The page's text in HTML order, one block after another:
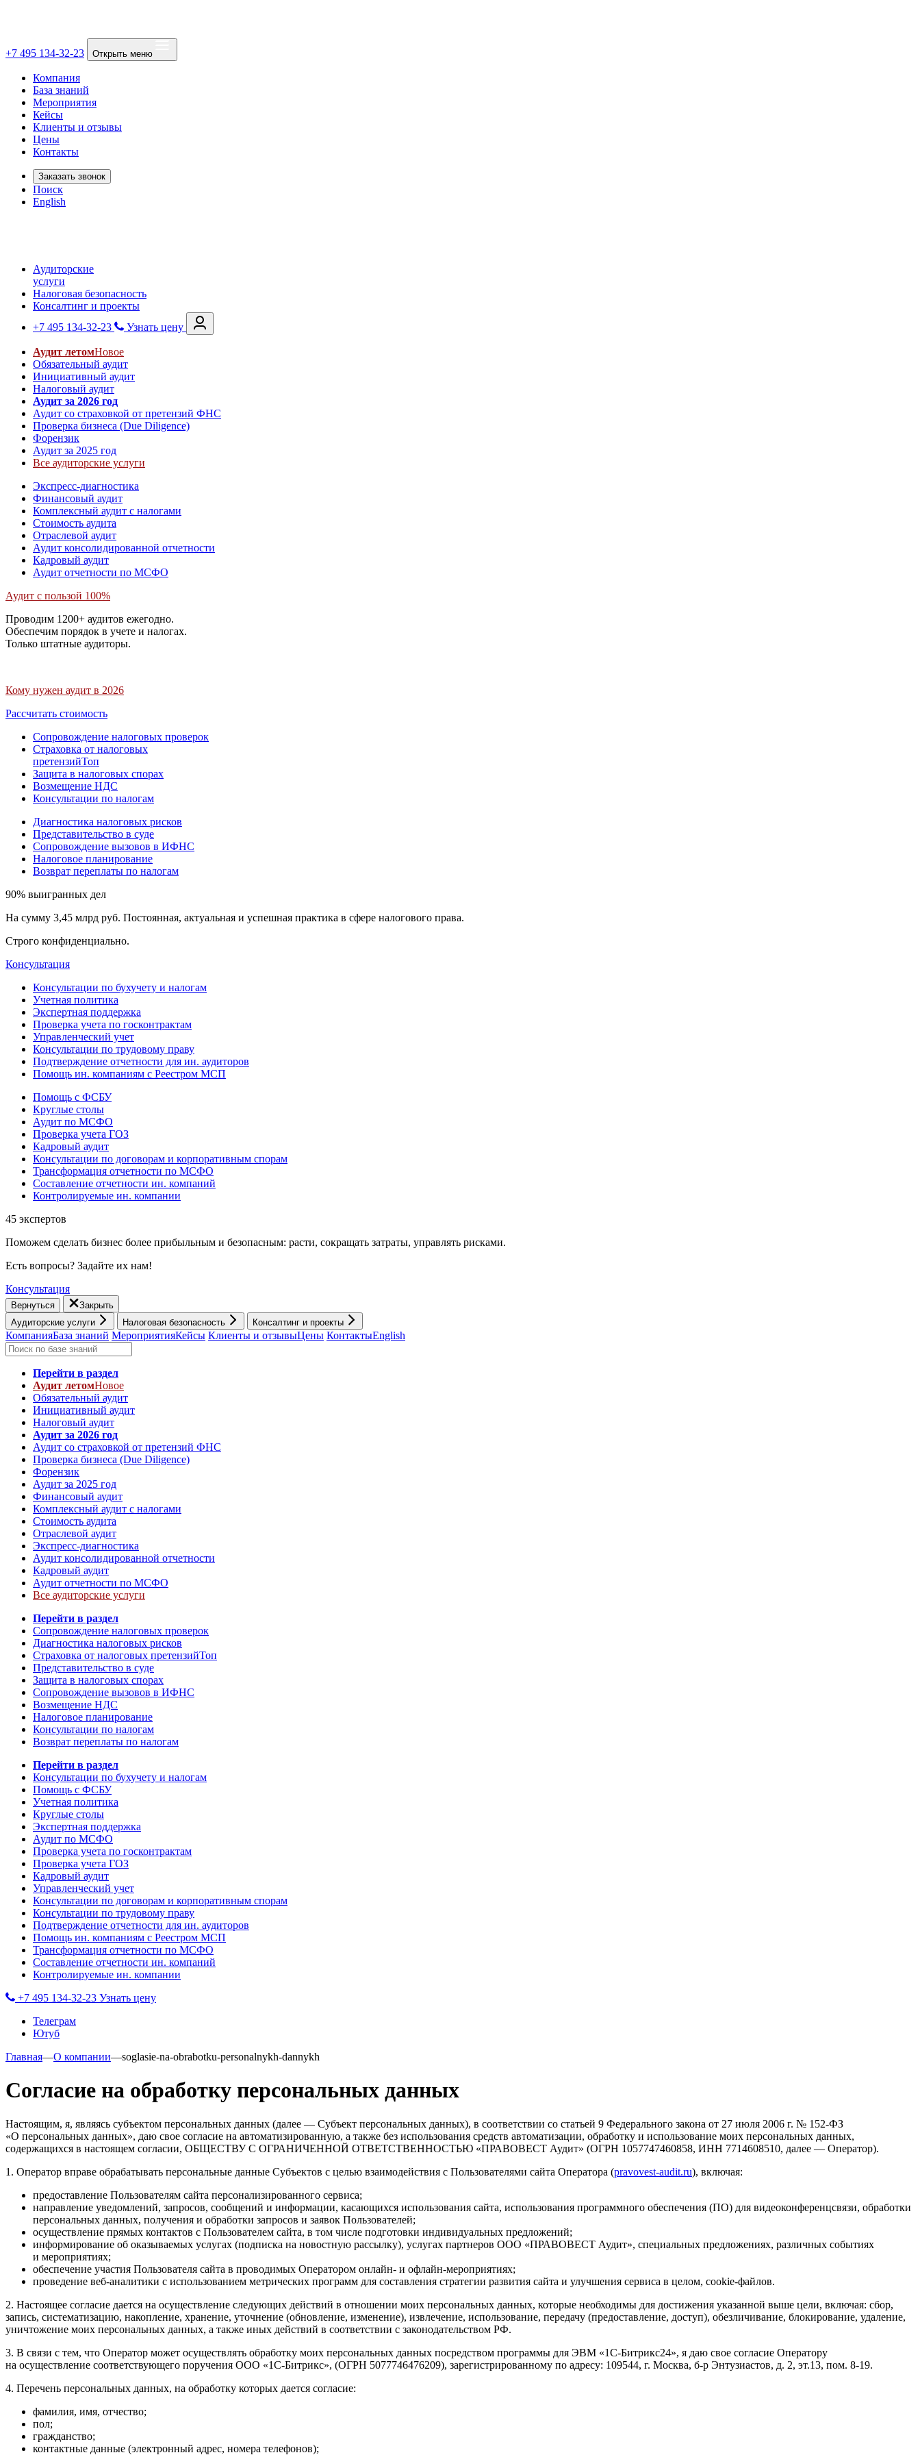
+7 495 134-32-23 Открыть меню
Компания
База знаний
Мероприятия
Кейсы
Клиенты и отзывы
Цены
Контакты
Заказать звонок
Поиск
English
Аудиторские
услуги
Налоговая безопасность
Консалтинг и проекты
+7 495 134-32-23
Узнать цену
Аудит летомНовое
Обязательный аудит
Инициативный аудит
Налоговый аудит
Аудит за 2026 год
Аудит со страховкой от претензий ФНС
Проверка бизнеса (Due Diligence)
Форензик
Аудит за 2025 год
Все аудиторские услуги
Экспресс-диагностика
Финансовый аудит
Комплексный аудит с налогами
Стоимость аудита
Отраслевой аудит
Аудит консолидированной отчетности
Кадровый аудит
Аудит отчетности по МСФО
Аудит с пользой 100%
Проводим 1200+ аудитов ежегодно.
Обеспечим порядок в учете и налогах.
Только штатные аудиторы.
Кому нужен аудит в 2026
Рассчитать стоимость
Сопровождение налоговых проверок
Страховка от налоговых
претензийТоп
Защита в налоговых спорах
Возмещение НДС
Консультации по налогам
Диагностика налоговых рисков
Представительство в суде
Сопровождение вызовов в ИФНС
Налоговое планирование
Возврат переплаты по налогам
90% выигранных дел
На сумму 3,45 млрд руб. Постоянная, актуальная и успешная практика в сфере налогового права.
Строго конфиденциально.
Консультация
Консультации по бухучету и налогам
Учетная политика
Экспертная поддержка
Проверка учета по госконтрактам
Управленческий учет
Консультации по трудовому праву
Подтверждение отчетности для ин. аудиторов
Помощь ин. компаниям с Реестром МСП
Помощь с ФСБУ
Круглые столы
Аудит по МСФО
Проверка учета ГОЗ
Кадровый аудит
Консультации по договорам и корпоративным спорам
Трансформация отчетности по МСФО
Составление отчетности ин. компаний
Контролируемые ин. компании
45 экспертов
Поможем сделать бизнес более прибыльным и безопасным: расти, cокращать затраты, управлять рисками.
Есть вопросы? Задайте их нам!
Консультация
Вернуться
Закрыть
Аудиторские услуги
Налоговая безопасность Консалтинг и проекты
КомпанияБаза знаний МероприятияКейсы Клиенты и отзывыЦены КонтактыEnglish
Перейти в раздел
Аудит летомНовое
Обязательный аудит
Инициативный аудит
Налоговый аудит
Аудит за 2026 год
Аудит со страховкой от претензий ФНС
Проверка бизнеса (Due Diligence)
Форензик
Аудит за 2025 год
Финансовый аудит
Комплексный аудит с налогами
Стоимость аудита
Отраслевой аудит
Экспресс-диагностика
Аудит консолидированной отчетности
Кадровый аудит
Аудит отчетности по МСФО
Все аудиторские услуги
Перейти в раздел
Сопровождение налоговых проверок
Диагностика налоговых рисков
Страховка от налоговых претензийТоп
Представительство в суде
Защита в налоговых спорах
Сопровождение вызовов в ИФНС
Возмещение НДС
Налоговое планирование
Консультации по налогам
Возврат переплаты по налогам
Перейти в раздел
Консультации по бухучету и налогам
Помощь с ФСБУ
Учетная политика
Круглые столы
Экспертная поддержка
Аудит по МСФО
Проверка учета по госконтрактам
Проверка учета ГОЗ
Кадровый аудит
Управленческий учет
Консультации по договорам и корпоративным спорам
Консультации по трудовому праву
Подтверждение отчетности для ин. аудиторов
Помощь ин. компаниям с Реестром МСП
Трансформация отчетности по МСФО
Составление отчетности ин. компаний
Контролируемые ин. компании
+7 495 134-32-23 Узнать цену
Телеграм
Ютуб
Главная—О компании—soglasie-na-obrabotku-personalnykh-dannykh
Согласие на обработку персональных данных
Настоящим, я, являясь субъектом персональных данных (далее — Субъект персональных данных), в соответствии со статьей 9 Федерального закона от 27 июля 2006 г. № 152-ФЗ
«О персональных данных», даю свое согласие на автоматизированную, а также без использования средств автоматизации, обработку и использование моих персональных данных,
содержащихся в настоящем согласии, ОБЩЕСТВУ С ОГРАНИЧЕННОЙ ОТВЕТСТВЕННОСТЬЮ «ПРАВОВЕСТ Аудит» (ОГРН 1057747460858, ИНН 7714608510, далее — Оператор).
1. Оператор вправе обрабатывать персональные данные Субъектов с целью взаимодействия с Пользователями сайта Оператора (pravovest-audit.ru), включая:
предоставление Пользователям сайта персонализированного сервиса;
направление уведомлений, запросов, сообщений и информации, касающихся использования сайта, использования программного обеспечения (ПО) для видеоконференцсвязи, обработки
персональных данных, получения и обработки запросов и заявок Пользователей;
осуществление прямых контактов с Пользователем сайта, в том числе подготовки индивидуальных предложений;
информирование об оказываемых услугах (подписка на новостную рассылку), услугах партнеров ООО «ПРАВОВЕСТ Аудит», специальных предложениях, различных событиях
и мероприятиях;
обеспечение участия Пользователя сайта в проводимых Оператором онлайн- и офлайн-мероприятиях;
проведение веб-аналитики с использованием метрических программ для составления стратегии развития сайта и улучшения сервиса в целом, cookie-файлов.
2. Настоящее согласие дается на осуществление следующих действий в отношении моих персональных данных, которые необходимы для достижения указанной выше цели, включая: сбор,
запись, систематизацию, накопление, хранение, уточнение (обновление, изменение), извлечение, использование, передачу (предоставление, доступ), обезличивание, блокирование, удаление,
уничтожение моих персональных данных, а также иных действий в соответствии с законодательством РФ.
3. В связи с тем, что Оператор может осуществлять обработку моих персональных данных посредством программы для ЭВМ «1С-Битрикс24», я даю свое согласие Оператору
на осуществление соответствующего поручения ООО «1С-Битрикс», (ОГРН 5077746476209), зарегистрированному по адресу: 109544, г. Москва, б-р Энтузиастов, д. 2, эт.13, пом. 8-19.
4. Перечень персональных данных, на обработку которых дается согласие:
фамилия, имя, отчество;
пол;
гражданство;
контактные данные (электронный адрес, номера телефонов);